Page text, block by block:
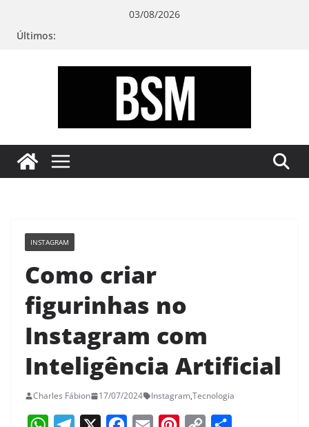
03/08/2026
Últimos:
sua
Mente
INSTAGRAM
Como criar
figurinhas no
Instagram com
Inteligência Artificial
Charles Fábion 17/07/2024 Instagram,Tecnologia